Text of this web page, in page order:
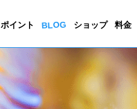
ポイント BLOG ショップ 料金